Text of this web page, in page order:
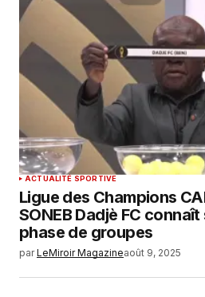
ACTUALITÉ SPORTIVE
Ligue des Champions
SONEB Dadjè FC
phase de groupes
par LeMiroir Magazineaoût 9, 2025